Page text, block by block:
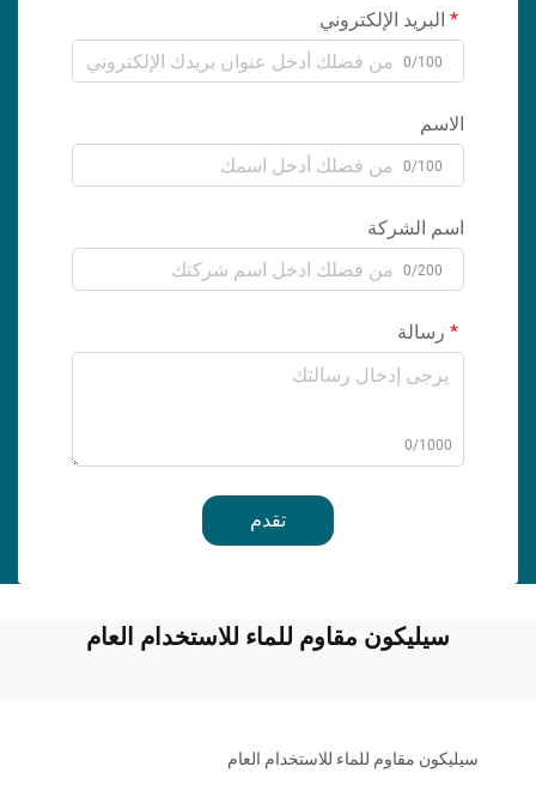
البريد الإلكتروني
0/100
الاسم
0/100
اسم الشركة
0/200
رسالة
0/1000
تقدم
سيليكون مقاوم للماء للاستخدام العام
سيليكون مقاوم للماء للاستخدام العام